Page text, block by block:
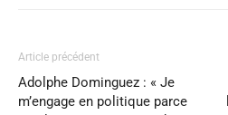
Article précédent
Adolphe Dominguez : « Je
m’engage en politique parce